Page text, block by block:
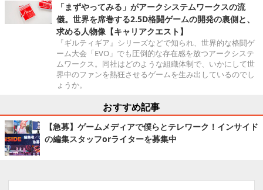
「まずやってみる」がアークシステムワークスの流
儀。世界を席巻する2.5D格闘ゲームの開発の裏側と、
求める人物像【キャリアクエスト】
『ギルティギア』シリーズなどで知られ、世界的な格闘ゲ
ーム大会「EVO」でも圧倒的な存在感を放つアークシステ
ムワークス。同社はどのような組織体制で、いかにして世
界中のファンを熱狂させるゲームを生み出しているのでし
ょうか。
おすすめ記事
【急募】ゲームメディアで僕らとテレワーク！インサイド
の編集スタッフorライターを募集中